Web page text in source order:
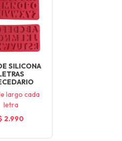
SILICONA
largo cada
letra
2.990